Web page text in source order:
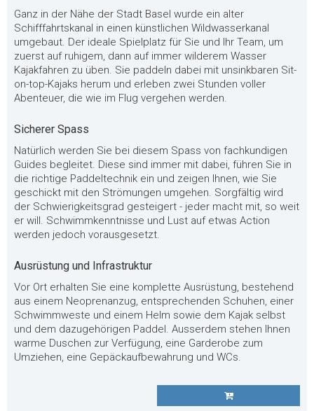
Ganz in der Nähe der Stadt Basel wurde ein alter
Schifffahrtskanal in einen künstlichen Wildwasserkanal
umgebaut. Der ideale Spielplatz für Sie und Ihr Team, um
zuerst auf ruhigem, dann auf immer wilderem Wasser
Kajakfahren zu üben. Sie paddeln dabei mit unsinkbaren Sit-
on-top-Kajaks herum und erleben zwei Stunden voller
Abenteuer, die wie im Flug vergehen werden.
Sicherer Spass
Natürlich werden Sie bei diesem Spass von fachkundigen
Guides begleitet. Diese sind immer mit dabei, führen Sie in
die richtige Paddeltechnik ein und zeigen Ihnen, wie Sie
geschickt mit den Strömungen umgehen. Sorgfältig wird
der Schwierigkeitsgrad gesteigert - jeder macht mit, so weit
er will. Schwimmkenntnisse und Lust auf etwas Action
werden jedoch vorausgesetzt.
Ausrüstung und Infrastruktur
Vor Ort erhalten Sie eine komplette Ausrüstung, bestehend
aus einem Neoprenanzug, entsprechenden Schuhen, einer
Schwimmweste und einem Helm sowie dem Kajak selbst
und dem dazugehörigen Paddel. Ausserdem stehen Ihnen
warme Duschen zur Verfügung, eine Garderobe zum
Umziehen, eine Gepäckaufbewahrung und WCs.